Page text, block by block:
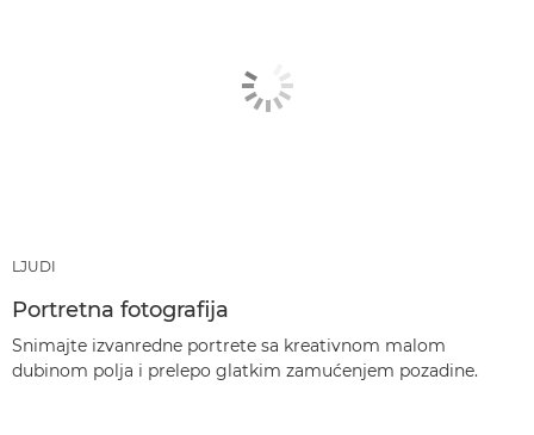
LJUDI
Portretna fotografija
Snimajte izvanredne portrete sa kreativnom malom
dubinom polja i prelepo glatkim zamućenjem pozadine.